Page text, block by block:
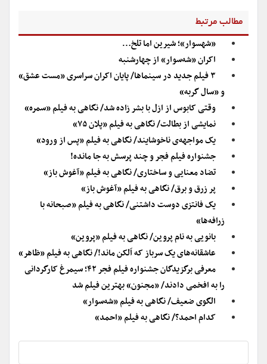
مطالب مرتبط
«شهسوار»؛ شیرین اما تلخ…
اکران «شه‌سوار» از چهارشنبه
۳ فیلم جدید در سینماها/ پایان اکران سراسری «مست عشق»
و «سال گربه»
وقتی کابوس از ازل با بشر زاده شد/ نگاهی به فیلم «سمره»
نمایشی از بطالت/ نگاهی به فیلم «پلان ۷۵»
یک مواجهه‌ی ناخوشایند/ نگاهی به فیلم «پس از ورود»
جشنواره فیلم فجر و چند پرسش به جا مانده!
تضاد معنایی و ساختاری/ نگاهی به فیلم «آغوش باز»
پر زرق و برق/ نگاهی به فیلم «آغوش باز»
یک فانتزی دوست داشتنی/ نگاهی به فیلم «صبحانه با
زرافه‌ها»
بانویی به نام پروین/ نگاهی به فیلم «پروین»
عاشقانه‌های یک سرباز که اَلکن ماند!/ نگاهی به فیلم «ظاهر»
معرفی برگزیدگان جشنواره فیلم فجر ۴۲؛ سیمرغ کارگردانی
را به افخمی دادند/ «مجنون» بهترین فیلم شد
الگوی ضعیف/ نگاهی به فیلم «شه‌سوار»
کدام احمد؟/ نگاهی به فیلم «احمد»